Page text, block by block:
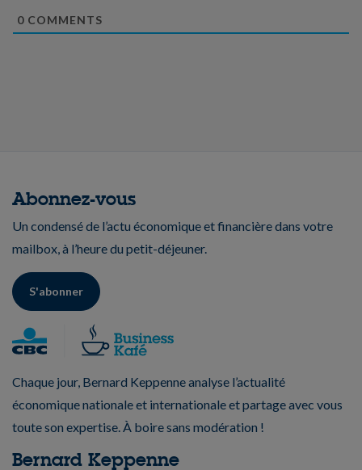
0 COMMENTS
Abonnez-vous
Un condensé de l’actu économique et financière dans votre
mailbox, à l’heure du petit-déjeuner.
S'abonner
Chaque jour, Bernard Keppenne analyse l’actualité
économique nationale et internationale et partage avec vous
toute son expertise. À boire sans modération !
Bernard Keppenne